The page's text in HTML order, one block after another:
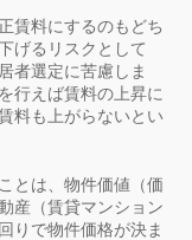
賃料にするのもどち
げるリスクとして
者選定に苦慮しま
行えば賃料の上昇に
料も上がらないとい
とは、物件価値（価
産（賃貸マンション
りで物件価格が決ま